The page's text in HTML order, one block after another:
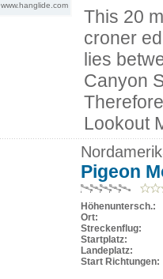
www.hanglide.com
This 20
croner
lies
Canyon
Lookout
Pigeon
Höhenuntersch.:
Ort:
Streckenflug:
Startplatz:
Landeplatz:
Start Richtungen: